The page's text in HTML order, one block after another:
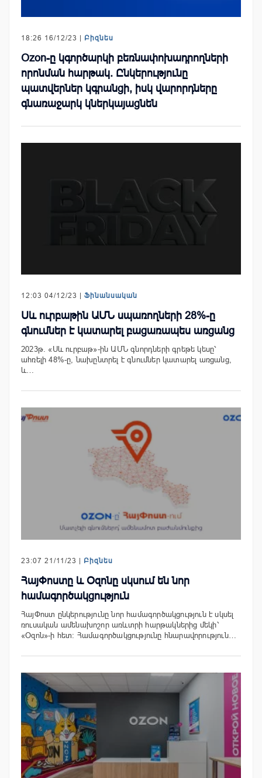
18:26 16/12/23 | Բիզնես
Ozon-ը կգործարկի բեռնափոխադրողների
որոնման հարթակ. Ընկերությունը
պատվերներ կգրանցի, իսկ վարորդները
գնառաջարկ կներկայացնեն
12:03 04/12/23 | Ֆինանսական
Սև ուրբաթին ԱՄՆ սպառողների 28%-ը
գնումներ է կատարել բացառապես առցանց
2023թ. «Սև ուրբաթ»-ին ԱՄՆ գնորդների գրեթե կեսը՝
ահռելի 48%-ը, նախընտրել է գնումներ կատարել առցանց,
և…
23:07 21/11/23 | Բիզնես
ՀայՓոստը և Օզոնը սկսում են նոր
համագործակցություն
ՀայՓոստ ընկերությունը նոր համագործակցություն է սկսել
ռուսական ամենախոշոր առևտրի հարթակներից մեկի՝
«Օզոն»-ի հետ։ Համագործակցությունը հնարավորություն…